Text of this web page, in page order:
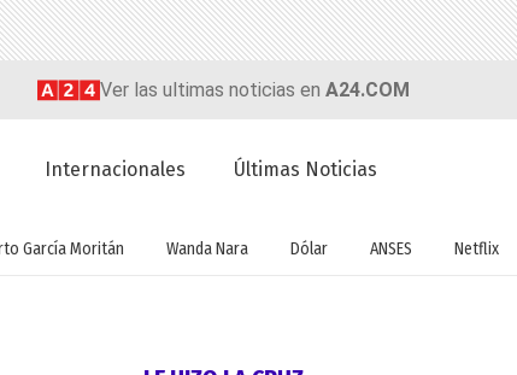
Ver las ultimas noticias en A24.COM
Internacionales Últimas Noticias
García Moritán Wanda Nara Dólar ANSES Netflix